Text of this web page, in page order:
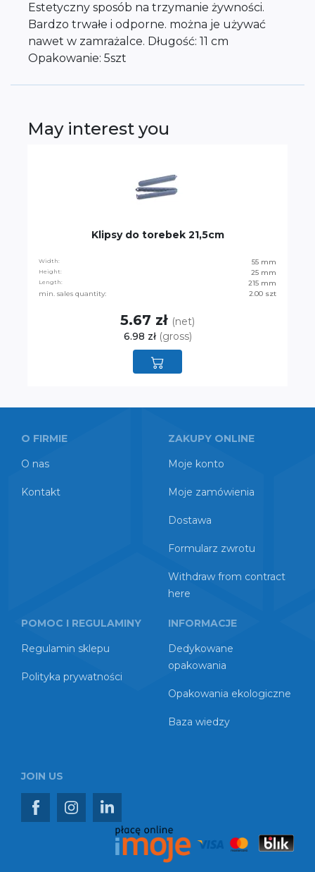
Estetyczny sposób na trzymanie żywności.
Bardzo trwałe i odporne. można je używać
nawet w zamrażalce. Długość: 11 cm
Opakowanie: 5szt
May interest you
Klipsy do torebek 21,5cm
Width: 55 mm
Height: 25 mm
Length:
215 mm
min. sales quantity:
2.00 szt
5.67 zł (net)
6.98 zł (gross)
O FIRMIE
O nas
Kontakt
ZAKUPY ONLINE
Moje konto
Moje zamówienia
Dostawa
Formularz zwrotu
Withdraw from contract
here
POMOC I REGULAMINY
Regulamin sklepu
Polityka prywatności
INFORMACJE
Dedykowane
opakowania
Opakowania ekologiczne
Baza wiedzy
JOIN US